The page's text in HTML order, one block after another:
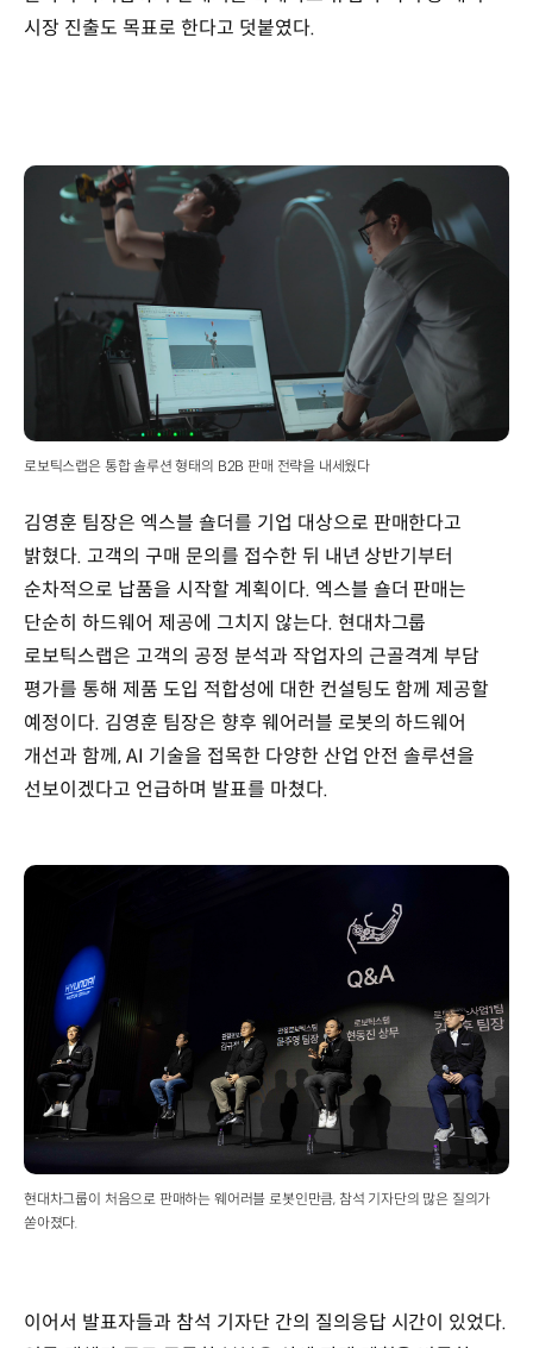
시장 진출도 목표로 한다고 덧붙였다.
로보틱스랩은 통합 솔루션 형태의 B2B 판매 전략을 내세웠다
김영훈 팀장은 엑스블 숄더를 기업 대상으로 판매한다고
밝혔다. 고객의 구매 문의를 접수한 뒤 내년 상반기부터
순차적으로 납품을 시작할 계획이다. 엑스블 숄더 판매는
단순히 하드웨어 제공에 그치지 않는다. 현대차그룹
로보틱스랩은 고객의 공정 분석과 작업자의 근골격계 부담
평가를 통해 제품 도입 적합성에 대한 컨설팅도 함께 제공할
예정이다. 김영훈 팀장은 향후 웨어러블 로봇의 하드웨어
개선과 함께, AI 기술을 접목한 다양한 산업 안전 솔루션을
선보이겠다고 언급하며 발표를 마쳤다.
현대차그룹이 처음으로 판매하는 웨어러블 로봇인만큼, 참석 기자단의 많은 질의가
쏟아졌다.
이어서 발표자들과 참석 기자단 간의 질의응답 시간이 있었다.